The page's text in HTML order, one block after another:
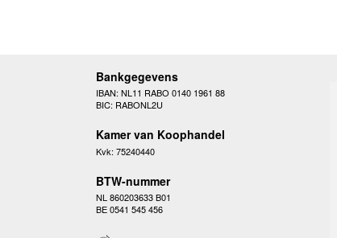
Bankgegevens
IBAN: NL11 RABO 0140 1961 88
BIC: RABONL2U
Kamer van Koophandel
Kvk: 75240440
BTW-nummer
NL 860203633 B01
BE 0541 545 456